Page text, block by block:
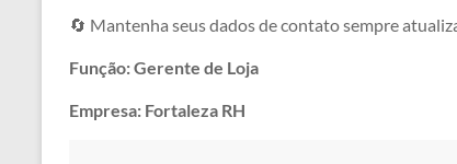
🔄 Mantenha seus dados de contato sempre
Função: Gerente de Loja
Empresa: Fortaleza RH